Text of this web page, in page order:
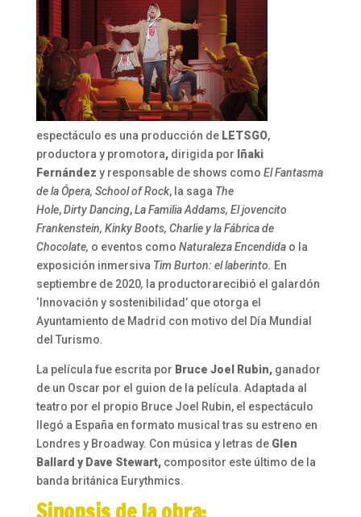
espectáculo es una producción de LETSGO,
productora y promotora, dirigida por Iñaki
Fernández y responsable de shows como El Fantasma
de la Ópera, School of Rock, la saga The
Hole,DirtyDancing,La Familia Addams, El jovencito
Frankenstein, Kinky Boots, Charlie y la Fábrica de
Chocolate, o eventos como Naturaleza Encendida o la
exposición inmersiva Tim Burton: el laberinto. En
septiembre de 2020, la productorarecibió el galardón
‘Innovación y sostenibilidad’ que otorga el
Ayuntamiento de Madrid con motivo del Día Mundial
del Turismo.
La película fue escrita por Bruce Joel Rubin,ganador
de un Oscar por el guion de la película. Adaptada al
teatro por el propio Bruce Joel Rubin, el espectáculo
llegó a España en formato musical tras su estreno en
Londres y Broadway. Con música y letras de Glen
Ballard y Dave Stewart,compositor este último de la
banda británica Eurythmics.